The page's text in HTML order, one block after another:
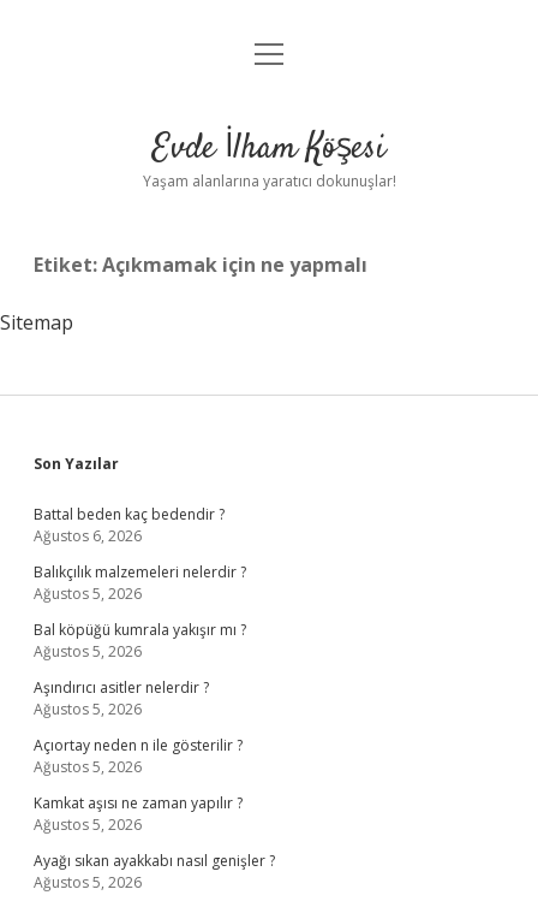
Anasayfa
Yasal Uyarı
menüyü
Evde İlham Köşesi
Yaşam alanlarına yaratıcı dokunuşlar!
Etiket:Açıkmamak için ne yapmalı
Sitemap
Sidebar
Son Yazılar
Battal beden kaç bedendir ?
Ağustos 6, 2026
Balıkçılık malzemeleri nelerdir ?
Ağustos 5, 2026
Bal köpüğü kumrala yakışır mı ?
Ağustos 5, 2026
Aşındırıcı asitler nelerdir ?
Ağustos 5, 2026
Açıortay neden n ile gösterilir ?
Ağustos 5, 2026
Kamkat aşısı ne zaman yapılır ?
Ağustos 5, 2026
Ayağı sıkan ayakkabı nasıl genişler ?
Ağustos 5, 2026